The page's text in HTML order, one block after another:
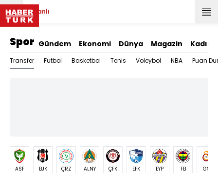
Canlı
Spor Gündem Ekonomi Dünya Magazin Kadın
Transfer Futbol Basketbol Tenis Voleybol NBA Puan
ASF BJK ÇRZ ALNY ÇFK EFK EYP FB GS